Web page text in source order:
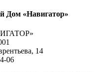
Дом «Навигатор»
14
06